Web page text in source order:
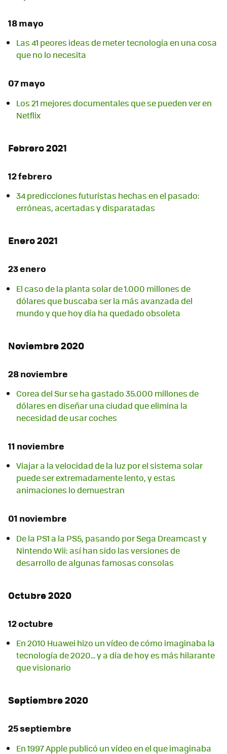
18 mayo
Las 41 peores ideas de meter tecnología en una cosa
que no lo necesita
07 mayo
Los 21 mejores documentales que se pueden ver en
Netflix
Febrero 2021
12 febrero
34 predicciones futuristas hechas en el pasado:
erróneas, acertadas y disparatadas
Enero 2021
23 enero
El caso de la planta solar de 1.000 millones de
dólares que buscaba ser la más avanzada del
mundo y que hoy día ha quedado obsoleta
Noviembre 2020
28 noviembre
Corea del Sur se ha gastado 35.000 millones de
dólares en diseñar una ciudad que elimina la
necesidad de usar coches
11 noviembre
Viajar a la velocidad de la luz por el sistema solar
puede ser extremadamente lento, y estas
animaciones lo demuestran
01 noviembre
De la PS1 a la PS5, pasando por Sega Dreamcast y
Nintendo Wii: así han sido las versiones de
desarrollo de algunas famosas consolas
Octubre 2020
12 octubre
En 2010 Huawei hizo un vídeo de cómo imaginaba la
tecnología de 2020... y a día de hoy es más hilarante
que visionario
Septiembre 2020
25 septiembre
En 1997 Apple publicó un vídeo en el que imaginaba